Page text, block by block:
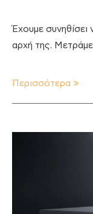
Έχουμε συνηθίσει
αρχή της.
Περισσότερα